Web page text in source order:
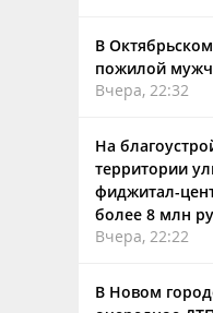
В
пожилой
Вчера, 22:32
На
территории
фиджитал-
более 8 млн
Вчера, 22:22
В Новом